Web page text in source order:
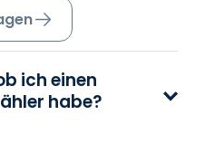
ich einen
habe?